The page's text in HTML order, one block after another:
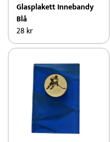
Glasplakett Innebandy
Blå
28kr